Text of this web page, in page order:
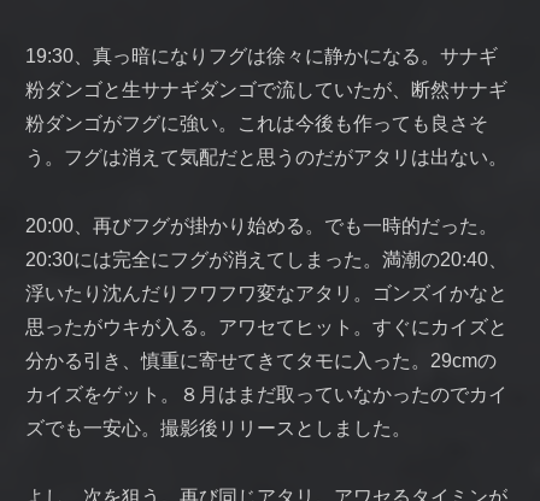
19:30、真っ暗になりフグは徐々に静かになる。サナギ
粉ダンゴと生サナギダンゴで流していたが、断然サナギ
粉ダンゴがフグに強い。これは今後も作っても良さそ
う。フグは消えて気配だと思うのだがアタリは出ない。
20:00、再びフグが掛かり始める。でも一時的だった。
20:30には完全にフグが消えてしまった。満潮の20:40、
浮いたり沈んだりフワフワ変なアタリ。ゴンズイかなと
思ったがウキが入る。アワセてヒット。すぐにカイズと
分かる引き、慎重に寄せてきてタモに入った。29cmの
カイズをゲット。８月はまだ取っていなかったのでカイ
ズでも一安心。撮影後リリースとしました。
よし、次を狙う。再び同じアタリ。アワセるタイミンが